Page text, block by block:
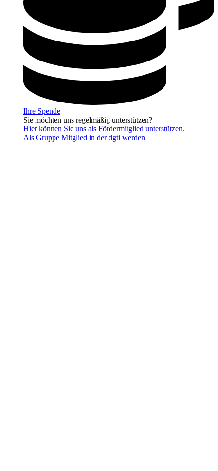
Ihre Spende
Sie möchten uns regelmäßig unterstützen?
Hier können Sie uns als Fördermitglied unterstützen.
Als Gruppe Mitglied in der dgti werden